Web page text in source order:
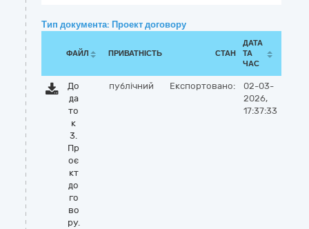
Тип документа: Проект договору
ФАЙЛ ПРИВАТНІСТЬ СТАН
ДАТА
ТА
ЧАС
До
да
то
к
3.
Пр
оє
кт
до
го
во
ру.
публічний Експортовано:
02-03-
2026,
17:37:33